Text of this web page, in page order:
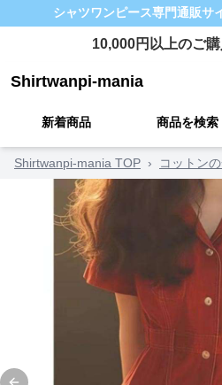
シャツワンピース専門通販サ
10,000円以上のご
Shirtwanpi-mania
新着商品 商品を検索
Shirtwanpi-mania TOP › コットン